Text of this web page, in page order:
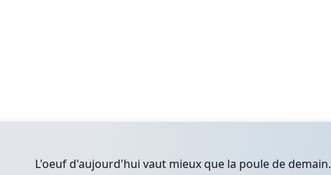
L'oeuf d'aujourd'hui vaut mieux que la poule de demain.